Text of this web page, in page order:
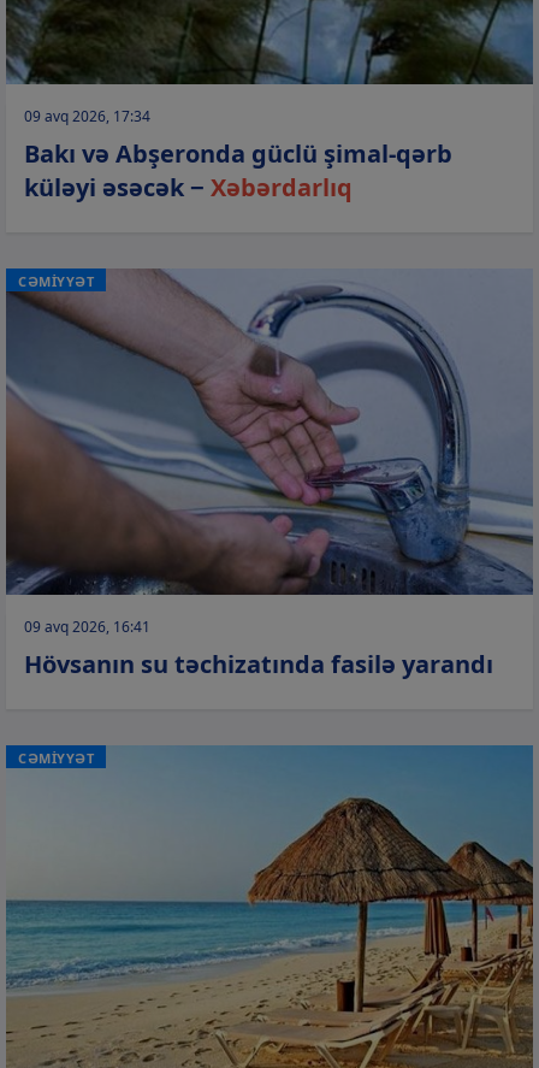
09 avq 2026, 17:34
Bakı və Abşeronda güclü şimal-qərb
küləyi əsəcək − Xəbərdarlıq
CƏMİYYƏT
09 avq 2026, 16:41
Hövsanın su təchizatında fasilə yarandı
CƏMİYYƏT